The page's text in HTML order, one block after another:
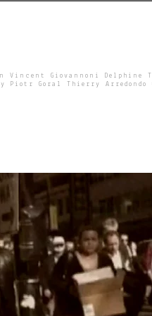
Vincent Giovannoni Delphine
Piotr Goral Thierry Arredondo